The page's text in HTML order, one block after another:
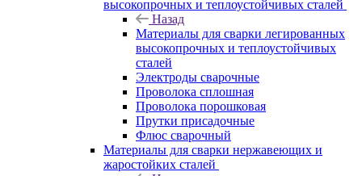
высокопрочных и теплоустойчивых сталей
Назад
Материалы для сварки легированных
высокопрочных и теплоустойчивых
сталей
Электроды сварочные
Проволока сплошная
Проволока порошковая
Прутки присадочные
Флюс сварочный
Материалы для сварки нержавеющих и
жаростойких сталей